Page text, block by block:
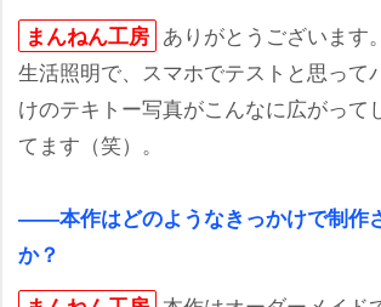
まんねん工房 ありがとうございます
生活照明で、スマホでテストと思って
けのテキトー写真がこんなに広がって
てます（笑）。
――本作はどのようなきっかけで制作
か？